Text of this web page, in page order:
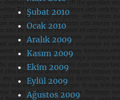
Şubat 2010
Ocak 2010
Aralık 2009
Kasım 2009
Ekim 2009
Eylül 2009
Ağustos 2009